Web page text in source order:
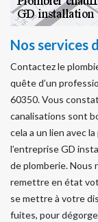
Nos services
Contactez le
quête d’un
60350. Vous
canalisations sont
cela a un lien avec
l’entreprise GD
de plomberie. Nous
remettre en état
se mettre à votre
fuites, pour